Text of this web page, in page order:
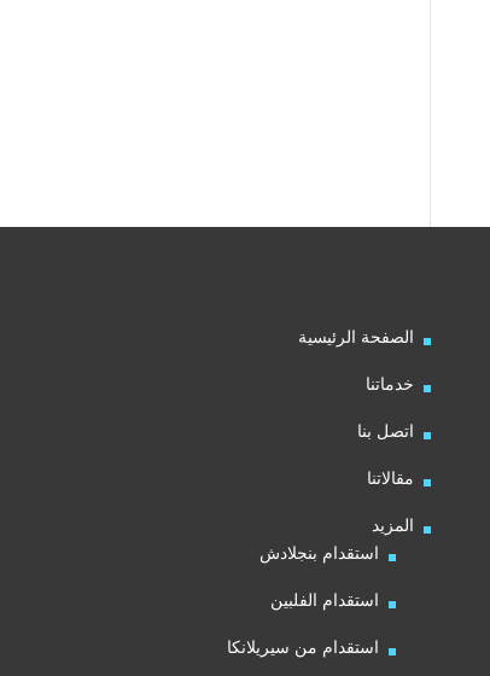
الصفحة الرئيسية
خدماتنا
اتصل بنا
مقالاتنا
المزيد
استقدام بنجلادش
استقدام الفلبين
استقدام من سيريلانكا